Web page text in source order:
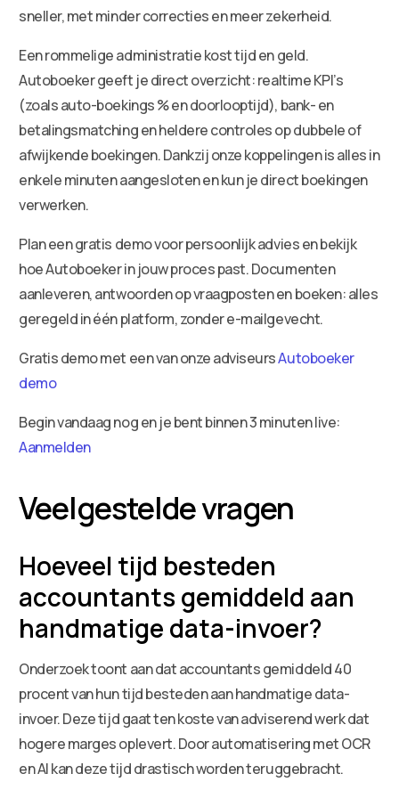
sneller, met minder correcties en meer zekerheid.
Een rommelige administratie kost tijd en geld.
Autoboeker geeft je direct overzicht: realtime KPI’s
(zoals auto-boekings % en doorlooptijd), bank- en
betalingsmatching en heldere controles op dubbele of
afwijkende boekingen. Dankzij onze koppelingen is alles in
enkele minuten aangesloten en kun je direct boekingen
verwerken.
Plan een gratis demo voor persoonlijk advies en bekijk
hoe Autoboeker in jouw proces past. Documenten
aanleveren, antwoorden op vraagposten en boeken: alles
geregeld in één platform, zonder e-mailgevecht.
Gratis demo met een van onze adviseursAutoboeker
demo
Begin vandaag nog en je bent binnen 3 minuten live:
Aanmelden
Veelgestelde vragen
Hoeveel tijd besteden
accountants gemiddeld aan
handmatige data-invoer?
Onderzoek toont aan dat accountants gemiddeld 40
procent van hun tijd besteden aan handmatige data-
invoer. Deze tijd gaat ten koste van adviserend werk dat
hogere marges oplevert. Door automatisering met OCR
en AI kan deze tijd drastisch worden teruggebracht.